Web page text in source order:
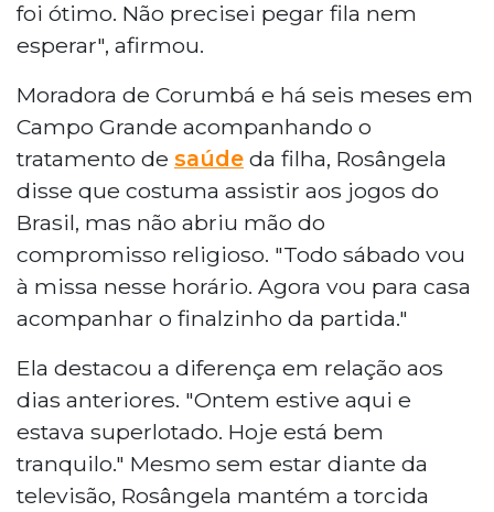
foi ótimo. Não precisei pegar fila nem
esperar", afirmou.
Moradora de Corumbá e há seis meses em
Campo Grande acompanhando o
tratamento de saúde da filha, Rosângela
disse que costuma assistir aos jogos do
Brasil, mas não abriu mão do
compromisso religioso. "Todo sábado vou
à missa nesse horário. Agora vou para casa
acompanhar o finalzinho da partida."
Ela destacou a diferença em relação aos
dias anteriores. "Ontem estive aqui e
estava superlotado. Hoje está bem
tranquilo." Mesmo sem estar diante da
televisão, Rosângela mantém a torcida